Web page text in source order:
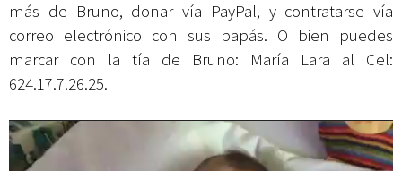
más de Bruno, donar vía PayPal, y contratarse vía
correo electrónico con sus papás. O bien puedes
marcar con la tía de Bruno: María Lara al Cel:
624.17.7.26.25.
Reproductor
de
vídeo